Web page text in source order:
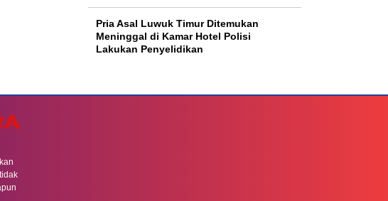
Pria Asal Luwuk Timur Ditemukan
Meninggal di Kamar Hotel Polisi
Lakukan Penyelidikan